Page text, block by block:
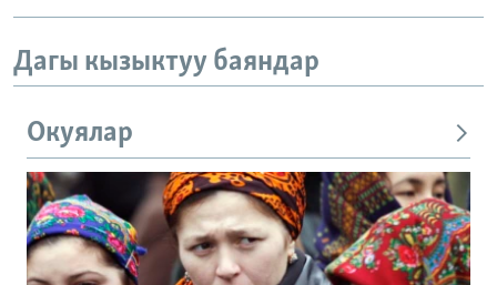
Дагы кызыктуу баяндар
Окуялар